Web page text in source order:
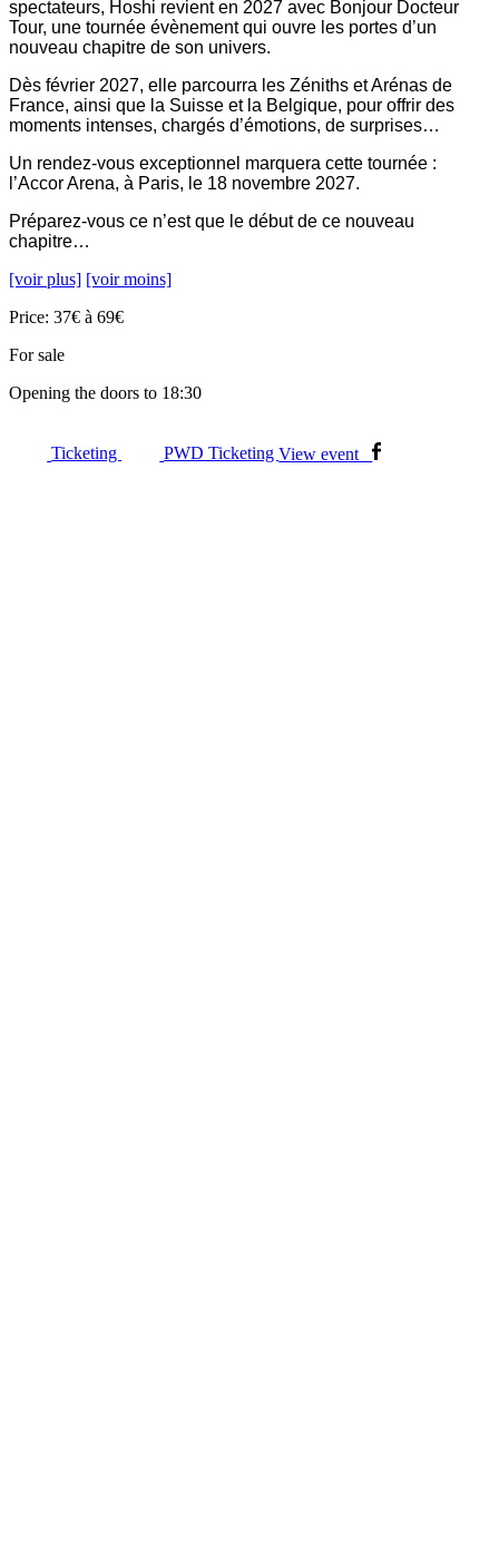
spectateurs, Hoshi revient en 2027 avec Bonjour Docteur
Tour, une tournée évènement qui ouvre les portes d’un
nouveau chapitre de son univers.
Dès février 2027, elle parcourra les Zéniths et Arénas de
France, ainsi que la Suisse et la Belgique, pour offrir des
moments intenses, chargés d’émotions, de surprises…
Un rendez-vous exceptionnel marquera cette tournée :
l’Accor Arena, à Paris, le 18 novembre 2027.
Préparez-vous ce n’est que le début de ce nouveau
chapitre…
[voir plus] [voir moins]
Price: 37€ à 69€
For sale
Opening the doors to 18:30
Ticketing PWD TicketingView event